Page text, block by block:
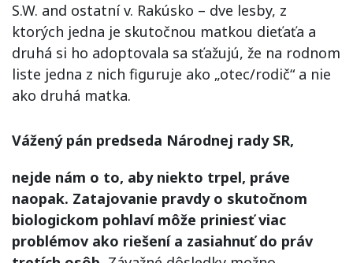
S.W. and ostatní v. Rakúsko – dve lesby, z
ktorých jedna je skutočnou matkou dieťaťa a
druhá si ho adoptovala sa sťažujú, že na rodnom
liste jedna z nich figuruje ako „otec/rodič“ a nie
ako druhá matka.
Vážený pán predseda Národnej rady SR,
nejde nám o to, aby niekto trpel, práve
naopak. Zatajovanie pravdy o skutočnom
biologickom pohlaví môže priniesť viac
problémov ako riešení a zasiahnuť do práv